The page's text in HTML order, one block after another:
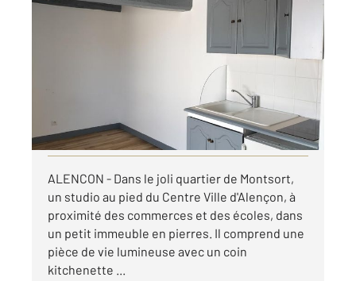
ALENCON 61
Appartement Studio à louer
par mois charges comprises
Visiter le site dédié
ALENCON - Dans le joli quartier de Montsort,
un studio au pied du Centre Ville d'Alençon, à
proximité des commerces et des écoles, dans
un petit immeuble en pierres. Il comprend une
pièce de vie lumineuse avec un coin
kitchenette ...